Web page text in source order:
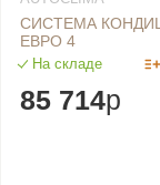
СИСТЕМА
ЕВРО 4
На складе
85 714p